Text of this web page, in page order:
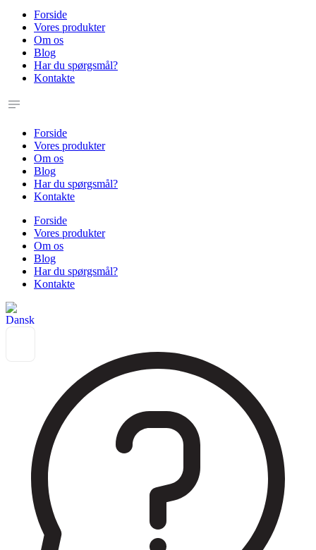
Forside
Vores produkter
Om os
Blog
Har du spørgsmål?
Kontakte
Forside
Vores produkter
Om os
Blog
Har du spørgsmål?
Kontakte
Forside
Vores produkter
Om os
Blog
Har du spørgsmål?
Kontakte